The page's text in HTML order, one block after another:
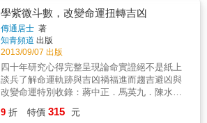
享，看四化氣如何發揮操縱人生走向的大功
能。然後你就可回過頭來重新檢視自己的命
盤，為自己寫一份「命運體檢報告書」，或許
對自己的命盤會有豁然開朗的驚喜發現。
子或土地等不動產。 本書將教你如何自己算投
資理財流年運，用紫微斗數找到你的最佳投機
時機 讓自己可以在錢財方面趨吉避凶，看清楚
自己的一生投資理財運勢起伏，了解自己何時
適合投資股票或基金等動產；何時適合投資房
子或土地等不動產，未雨綢繆，提早因應，即
使碰到大運走財運時，也需用心規劃，才能使
財運順暢，輕鬆致富快‧易‧通。 本書特色 本書
提供讀者一種內容簡單易懂、推算快速且準確
用心閱讀。
學紫微斗數，改變命運扭轉吉凶
傳通居士 著
知青頻道 出版
2013/09/07 出版
四十年研究心得完整呈現論命實證絕不是紙上
談兵了解命運軌跡與吉凶禍福進而趨吉避凶與
改變命運特別收錄：蔣中正．馬英九．陳水
哥亮．謝依涵等人命盤解析。紫微斗數為我古
9 折 特價 315 元